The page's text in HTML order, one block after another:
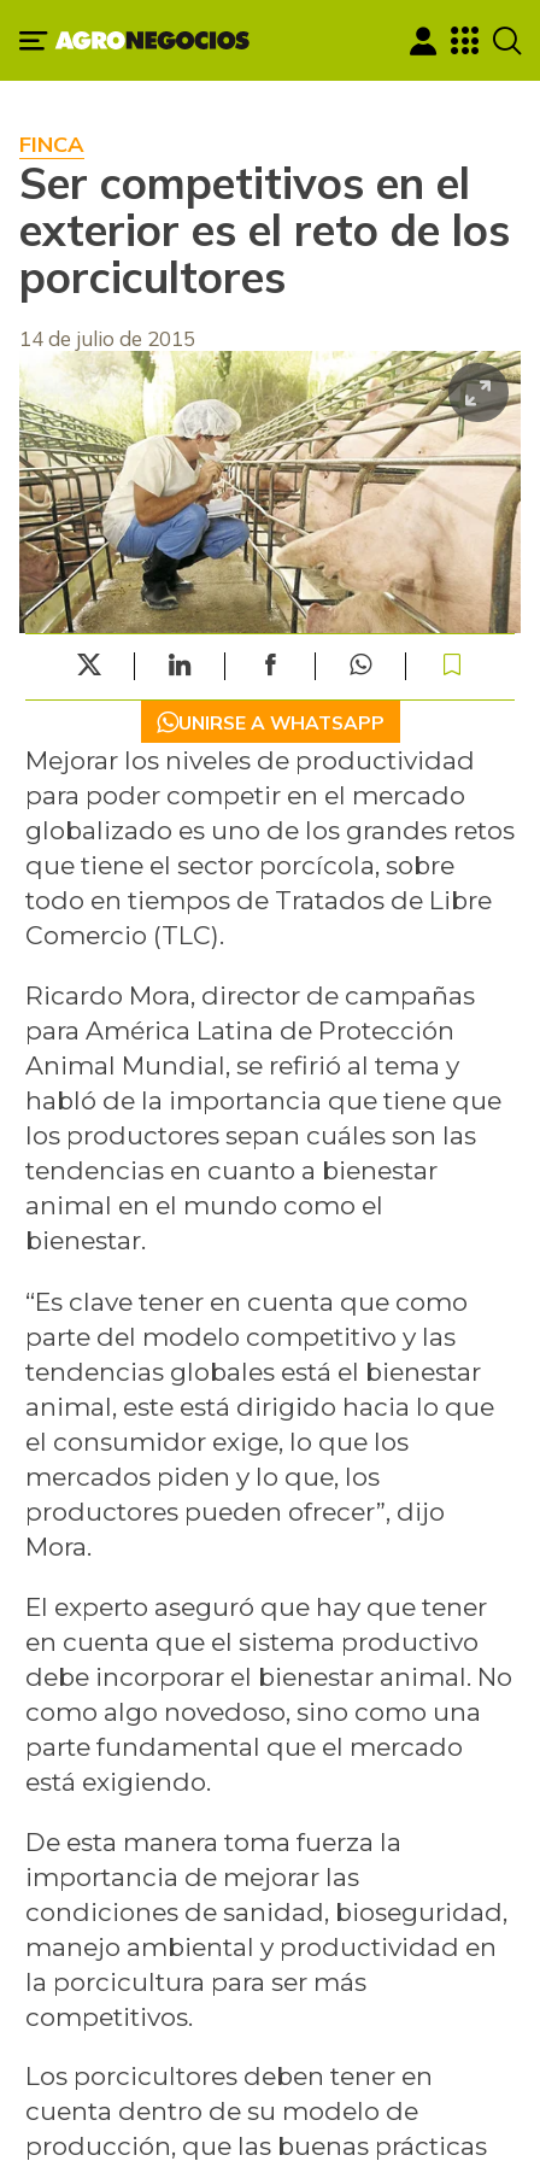
FINCA
Ser competitivos en el
exterior es el reto de los
porcicultores
14 de julio de 2015
UNIRSE A WHATSAPP
Mejorar los niveles de productividad
para poder competir en el mercado
globalizado es uno de los grandes retos
que tiene el sector porcícola, sobre
todo en tiempos de Tratados de Libre
Comercio (TLC).
Ricardo Mora, director de campañas
para América Latina de Protección
Animal Mundial, se refirió al tema y
habló de la importancia que tiene que
los productores sepan cuáles son las
tendencias en cuanto a bienestar
animal en el mundo como el
bienestar.
“Es clave tener en cuenta que como
parte del modelo competitivo y las
tendencias globales está el bienestar
animal, este está dirigido hacia lo que
el consumidor exige, lo que los
mercados piden y lo que, los
productores pueden ofrecer”, dijo
Mora.
El experto aseguró que hay que tener
en cuenta que el sistema productivo
debe incorporar el bienestar animal. No
como algo novedoso, sino como una
parte fundamental que el mercado
está exigiendo.
De esta manera toma fuerza la
importancia de mejorar las
condiciones de sanidad, bioseguridad,
manejo ambiental y productividad en
la porcicultura para ser más
competitivos.
Los porcicultores deben tener en
cuenta dentro de su modelo de
producción, que las buenas prácticas